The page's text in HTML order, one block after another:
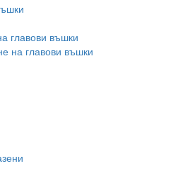
главови въшки
на главови въшки